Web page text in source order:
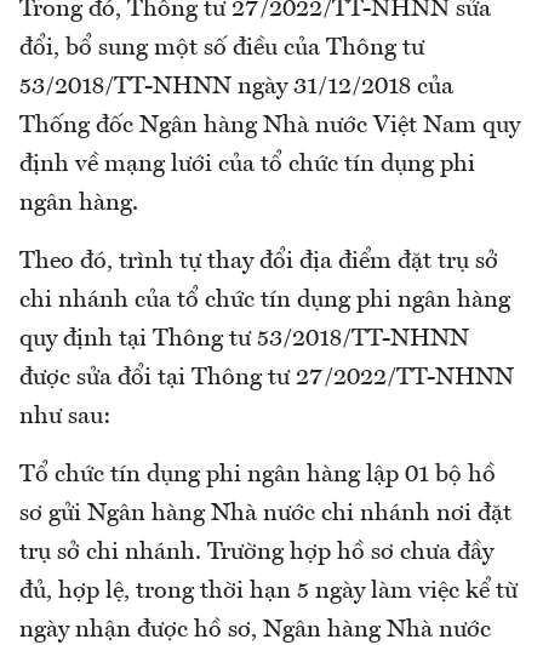
Trong đó, Thông tư 27/2022/TT-NHNN sửa
đổi, bổ sung một số điều của Thông tư
53/2018/TT-NHNN ngày 31/12/2018 của
Thống đốc Ngân hàng Nhà nước Việt Nam quy
định về mạng lưới của tổ chức tín dụng phi
ngân hàng.
Theo đó, trình tự thay đổi địa điểm đặt trụ sở
chi nhánh của tổ chức tín dụng phi ngân hàng
quy định tại Thông tư 53/2018/TT-NHNN
được sửa đổi tại Thông tư 27/2022/TT-NHNN
như sau:
Tổ chức tín dụng phi ngân hàng lập 01 bộ hồ
sơ gửi Ngân hàng Nhà nước chi nhánh nơi đặt
trụ sở chi nhánh. Trường hợp hồ sơ chưa đầy
đủ, hợp lệ, trong thời hạn 5 ngày làm việc kể từ
ngày nhận được hồ sơ, Ngân hàng Nhà nước